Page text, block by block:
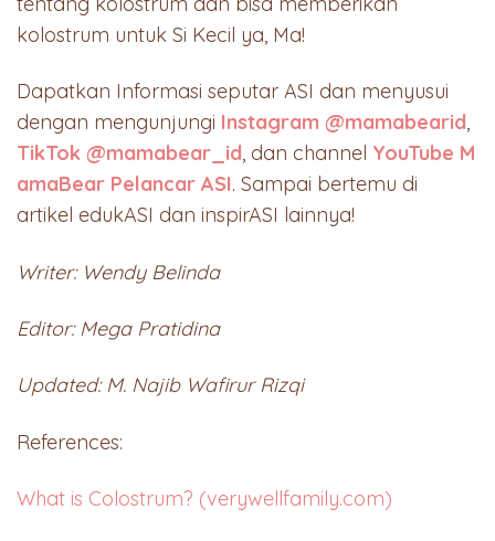
kolostrum untuk Si Kecil ya, Ma!
Dapatkan Informasi seputar ASI dan menyusui
dengan mengunjungi Instagram @mamabearid,
TikTok @mamabear_id, dan channel YouTube M
amaBear Pelancar ASI. Sampai bertemu di
artikel edukASI dan inspirASI lainnya!
Writer: Wendy Belinda
Editor: Mega Pratidina
Updated: M. Najib Wafirur Rizqi
References:
What is Colostrum? (verywellfamily.com)